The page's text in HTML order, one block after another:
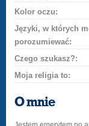
Kolor oczu:
Języki, w których
porozumiewać:
Czego szukasz?:
Moja religia to:
O mnie